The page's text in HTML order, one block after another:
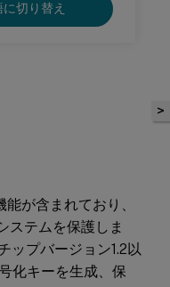
切り替え
が含まれており、
ステムを保護しま
プバージョン1.2以
化キーを生成、保
>